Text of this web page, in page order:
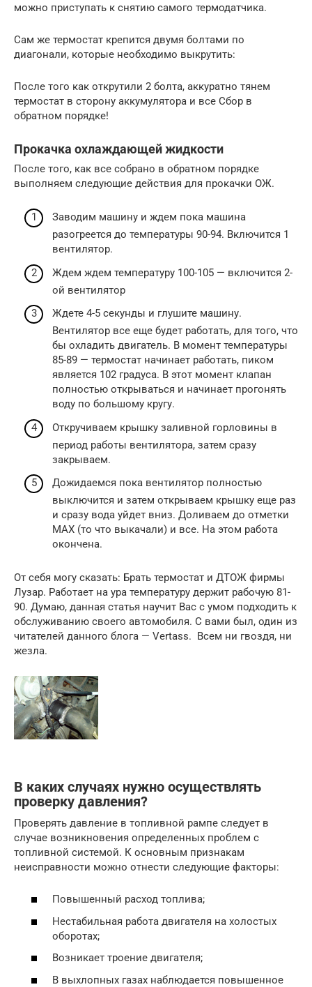
можно приступать к снятию самого термодатчика.
Сам же термостат крепится двумя болтами по
диагонали, которые необходимо выкрутить:
После того как открутили 2 болта, аккуратно тянем
термостат в сторону аккумулятора и все Сбор в
обратном порядке!
Прокачка охлаждающей жидкости
После того, как все собрано в обратном порядке
выполняем следующие действия для прокачки ОЖ.
Заводим машину и ждем пока машина
разогреется до температуры 90-94. Включится 1
вентилятор.
Ждем ждем температуру 100-105 — включится 2-
ой вентилятор
Ждете 4-5 секунды и глушите машину.
Вентилятор все еще будет работать, для того, что
бы охладить двигатель. В момент температуры
85-89 — термостат начинает работать, пиком
является 102 градуса. В этот момент клапан
полностью открываться и начинает прогонять
воду по большому кругу.
Откручиваем крышку заливной горловины в
период работы вентилятора, затем сразу
закрываем.
Дожидаемся пока вентилятор полностью
выключится и затем открываем крышку еще раз
и сразу вода уйдет вниз. Доливаем до отметки
MAX (то что выкачали) и все. На этом работа
окончена.
От себя могу сказать: Брать термостат и ДТОЖ фирмы
Лузар. Работает на ура температуру держит рабочую 81-
90. Думаю, данная статья научит Вас с умом подходить к
обслуживанию своего автомобиля. С вами был, один из
читателей данного блога — Vertass. Всем ни гвоздя, ни
жезла.
В каких случаях нужно осуществлять
проверку давления?
Проверять давление в топливной рампе следует в
случае возникновения определенных проблем с
топливной системой. К основным признакам
неисправности можно отнести следующие факторы:
Повышенный расход топлива;
Нестабильная работа двигателя на холостых
оборотах;
Возникает троение двигателя;
В выхлопных газах наблюдается повышенное